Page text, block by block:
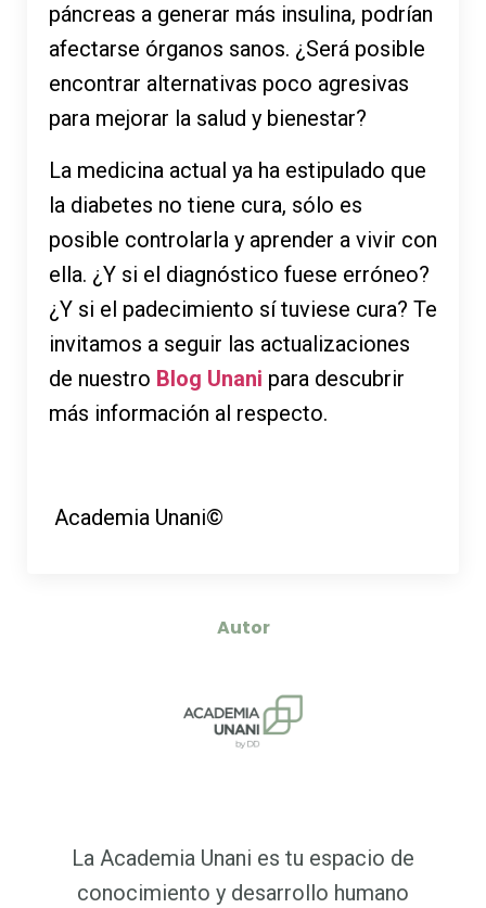
páncreas a generar más insulina, podrían
afectarse órganos sanos. ¿Será posible
encontrar alternativas poco agresivas
para mejorar la salud y bienestar?
La medicina actual ya ha estipulado que
la diabetes no tiene cura, sólo es
posible controlarla y aprender a vivir con
ella. ¿Y si el diagnóstico fuese erróneo?
¿Y si el padecimiento sí tuviese cura? Te
invitamos a seguir las actualizaciones
de nuestro Blog Unani para descubrir
más información al respecto.
Academia Unani©
Autor
La Academia Unani es tu espacio de
conocimiento y desarrollo humano